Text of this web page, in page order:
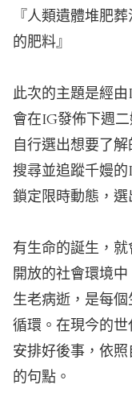
『人類遺體堆肥
的肥料』
此次的主題是經
會在IG發佈下週
自行選出想要了
搜尋並追蹤千嫚
鎖定限時動態，選
有生命的誕生，
開放的社會環境
生老病逝，是每
循環。在現今的
安排好後事，依
的句點。